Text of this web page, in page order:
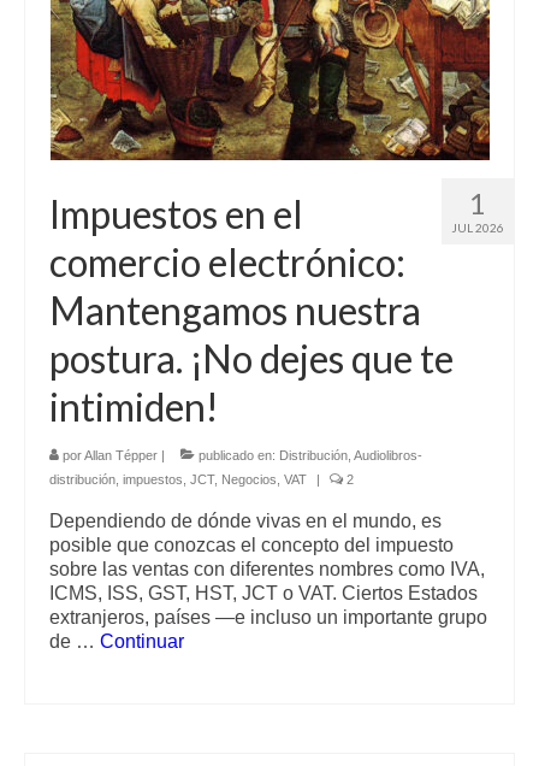
1
JUL 2026
Impuestos en el
comercio electrónico:
Mantengamos nuestra
postura. ¡No dejes que te
intimiden!
porAllan Tépper publicado en: Distribución Audiolibros-
distribución impuestos JCT, Negocios VAT 2
Dependiendo de dónde vivas en el mundo, es
posible que conozcas el concepto del impuesto
sobre las ventas con diferentes nombres como IVA,
ICMS, ISS, GST, HST, JCT o VAT. Ciertos Estados
extranjeros, países —e incluso un importante grupo
de … Continuar